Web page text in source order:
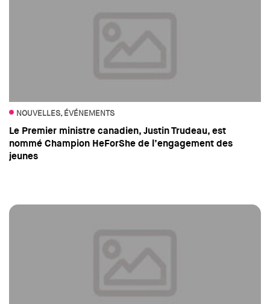
NOUVELLES, ÉVÉNEMENTS
Le Premier ministre canadien, Justin Trudeau, est
nommé Champion HeForShe de l’engagement des
jeunes